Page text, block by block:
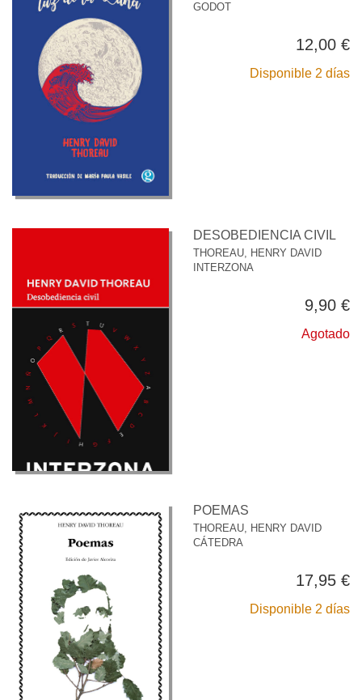
GODOT
12,00 €
Disponible 2 días
DESOBEDIENCIA CIVIL
THOREAU, HENRY DAVID
INTERZONA
9,90 €
Agotado
POEMAS
THOREAU, HENRY DAVID
CÁTEDRA
17,95 €
Disponible 2 días